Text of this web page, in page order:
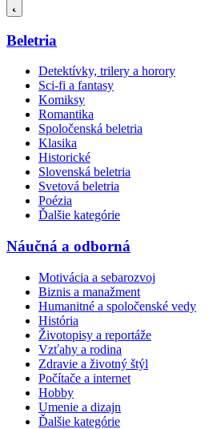
Beletria
Detektívky, trilery a horory
Sci-fi a fantasy
Komiksy
Romantika
Spoločenská beletria
Klasika
Historické
Slovenská beletria
Svetová beletria
Poézia
Ďalšie kategórie
Náučná a odborná
Motivácia a sebarozvoj
Biznis a manažment
Humanitné a spoločenské vedy
História
Životopisy a reportáže
Vzťahy a rodina
Zdravie a životný štýl
Počítače a internet
Hobby
Umenie a dizajn
Ďalšie kategórie